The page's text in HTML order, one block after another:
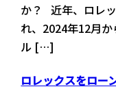
か？ 近年、ロレ
れ、2024年12月
ル […]
ロレックスをロー